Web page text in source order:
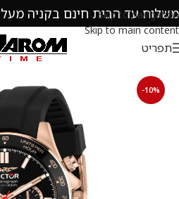
Skip to navigation
Skip to main content
משלוח עד הבית חינם בקניה מעל 299 ש״ח
תפריט
-10%